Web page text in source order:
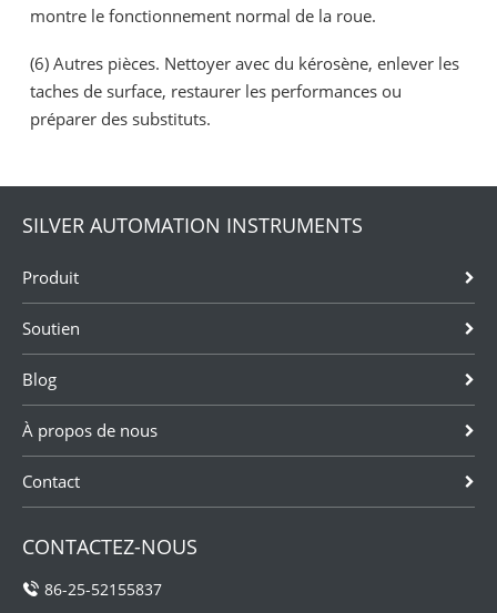
montre le fonctionnement normal de la roue.
(6) Autres pièces. Nettoyer avec du kérosène, enlever les
taches de surface, restaurer les performances ou
préparer des substituts.
SILVER AUTOMATION INSTRUMENTS
Produit
Soutien
Blog
À propos de nous
Contact
CONTACTEZ-NOUS
86-25-52155837